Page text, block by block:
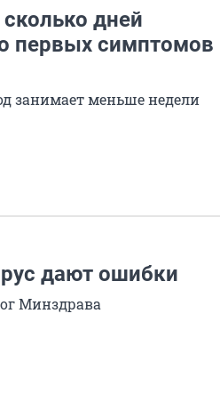
дней
первых симптомов
занимает меньше недели
дают ошибки
Минздрава